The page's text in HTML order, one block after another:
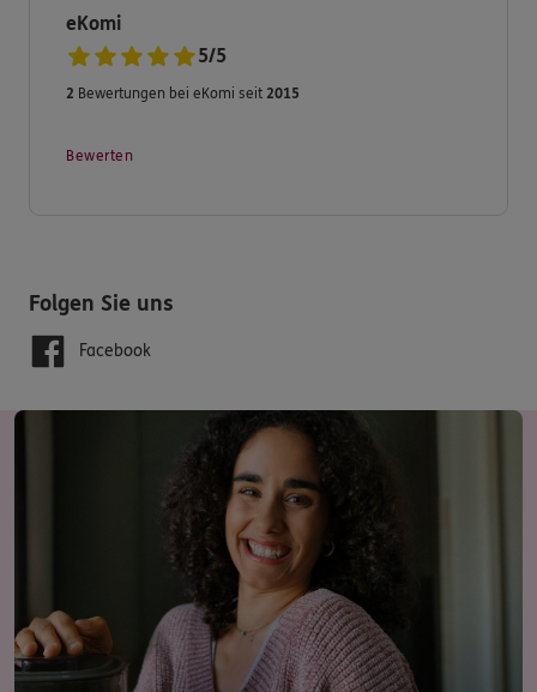
eKomi
5/5
2 Bewertungen bei eKomi seit 2015
Bewerten
Folgen Sie uns
Facebook